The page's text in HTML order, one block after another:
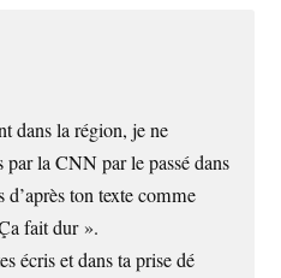
dans la région, je ne
par la CNN par le passé dans
ton texte comme
fait dur ».
écris et dans ta prise dé